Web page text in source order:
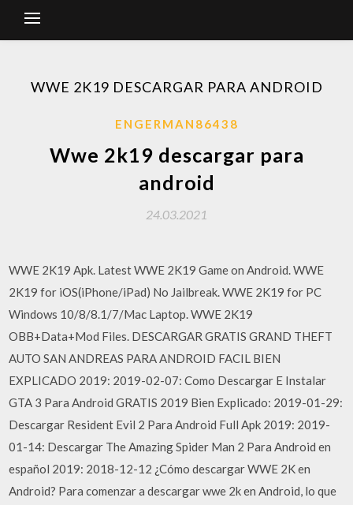
WWE 2K19 DESCARGAR PARA ANDROID
ENGERMAN86438
Wwe 2k19 descargar para
android
24.03.2021
WWE 2K19 Apk. Latest WWE 2K19 Game on Android. WWE
2K19 for iOS(iPhone/iPad) No Jailbreak. WWE 2K19 for PC
Windows 10/8/8.1/7/Mac Laptop. WWE 2K19
OBB+Data+Mod Files. DESCARGAR GRATIS GRAND THEFT
AUTO SAN ANDREAS PARA ANDROID FACIL BIEN
EXPLICADO 2019: 2019-02-07: Como Descargar E Instalar
GTA 3 Para Android GRATIS 2019 Bien Explicado: 2019-01-29:
Descargar Resident Evil 2 Para Android Full Apk 2019: 2019-
01-14: Descargar The Amazing Spider Man 2 Para Android en
español 2019: 2018-12-12 ¿Cómo descargar WWE 2K en
Android? Para comenzar a descargar wwe 2k en Android, lo que